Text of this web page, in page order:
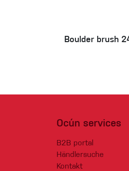
Boulder brush
Ocún services
B2B portal
Händlersuche
Kontakt